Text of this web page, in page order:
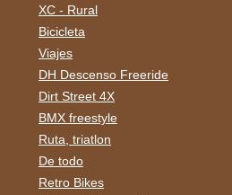
XC - Rural
Bicicleta
Viajes
DH Descenso Freeride
Dirt Street 4X
BMX freestyle
Ruta, triatlon
De todo
Retro Bikes